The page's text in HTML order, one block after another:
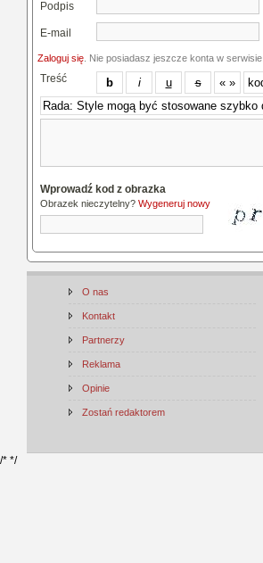
Podpis
E-mail
Zaloguj się . Nie posiadasz jeszcze konta w serwisie
Treść
Wprowadź kod z obrazka
Obrazek nieczytelny? Wygeneruj nowy
O nas
Kontakt
Partnerzy
Reklama
Opinie
Zostań redaktorem
/* */